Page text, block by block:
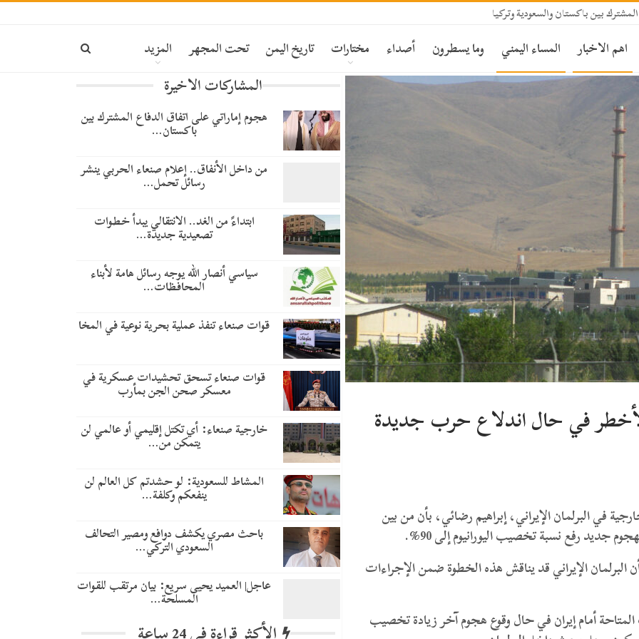
بين باكستان والسعودية وتركيا
اهم الاخبار المساء اليمني وما يسطرون أصداء مختارات تاريخ اليمن تحت المجهر المزيد
في حال اندلاع حرب جديدة
في البرلمان الإيراني، إبراهيم رضائي، بأن من بين
جديد رفع نسبة تخصيب اليورانيوم إلى 90%.
الإيراني قد يناقش هذه الخطوة ضمن الإجراءات
أمام إيران في حال وقوع هجوم آخر زيادة تخصيب
المشاركات الاخيرة
هجوم إماراتي على اتفاق الدفاع المشترك بين
باكستان…
من داخل الأنفاق.. إعلام صنعاء الحربي ينشر
رسائل تحمل…
​ابتداءً من الغد.. الانتقالي يبدأ خطوات
تصعيدية جديدة…
سياسي أنصار الله يوجه رسائل هامة لأبناء
المحافظات…
قوات صنعاء تنفذ عملية بحرية نوعية في المخا
قوات صنعاء تسحق تحشيدات عسكرية في
معسكر صحن الجن بمأرب
خارجية صنعاء: أي تكتل إقليمي أو عالمي لن
يتمكن من…
المشاط للسعودية: لو حشدتم كل العالم لن
ينفعكم وكلفة…
باحث مصري يكشف دوافع ومصير التحالف
السعودي التركي…
عاجل| العميد يحيى سريع: بيان مرتقب للقوات
المسلحة…